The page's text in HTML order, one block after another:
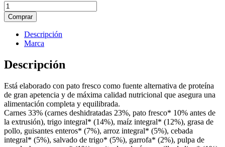
OWNAT
PERRO
CLASSIC
DUCK
12KG
cantidad
Comprar
Descripción
Marca
Descripción
Está elaborado con pato fresco como fuente alternativa de proteína
de gran apetencia y de máxima calidad nutricional que asegura una
alimentación completa y equilibrada.
Carnes 33% (carnes deshidratadas 23%, pato fresco* 10% antes de
la extrusión), trigo integral* (14%), maíz integral* (12%), grasa de
pollo, guisantes enteros* (7%), arroz integral* (5%), cebada
integral* (5%), salvado de trigo* (5%), garrofa* (2%), pulpa de